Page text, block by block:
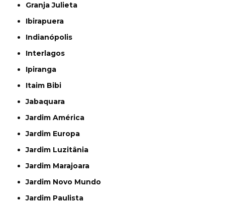
Granja Julieta
Ibirapuera
Indianópolis
Interlagos
Ipiranga
Itaim Bibi
Jabaquara
Jardim América
Jardim Europa
Jardim Luzitânia
Jardim Marajoara
Jardim Novo Mundo
Jardim Paulista